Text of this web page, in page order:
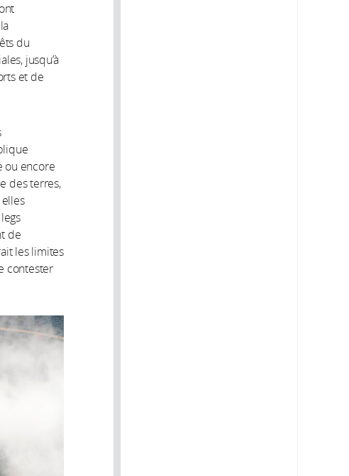
du
jusqu’à
et de
ou encore
des terres,
de
les limites
contester